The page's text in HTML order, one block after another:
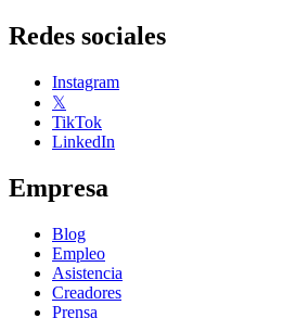
Redes sociales
Instagram
𝕏
TikTok
LinkedIn
Empresa
Blog
Empleo
Asistencia
Creadores
Prensa